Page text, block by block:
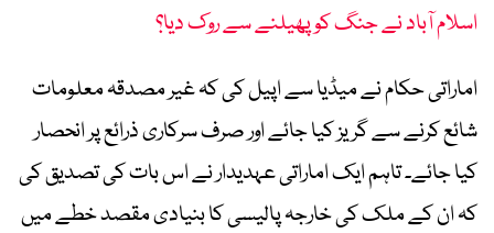
اسلام آباد نے جنگ کو پھیلنے سے روک دیا؟
اماراتی حکام نے میڈیا سے اپیل کی کہ غیر مصدقہ معلومات
شائع کرنے سے گریز کیا جائے اور صرف سرکاری ذرائع پر انحصار
کیا جائے۔ تاہم ایک اماراتی عہدیدار نے اس بات کی تصدیق کی
کہ ان کے ملک کی خارجہ پالیسی کا بنیادی مقصد خطے میں